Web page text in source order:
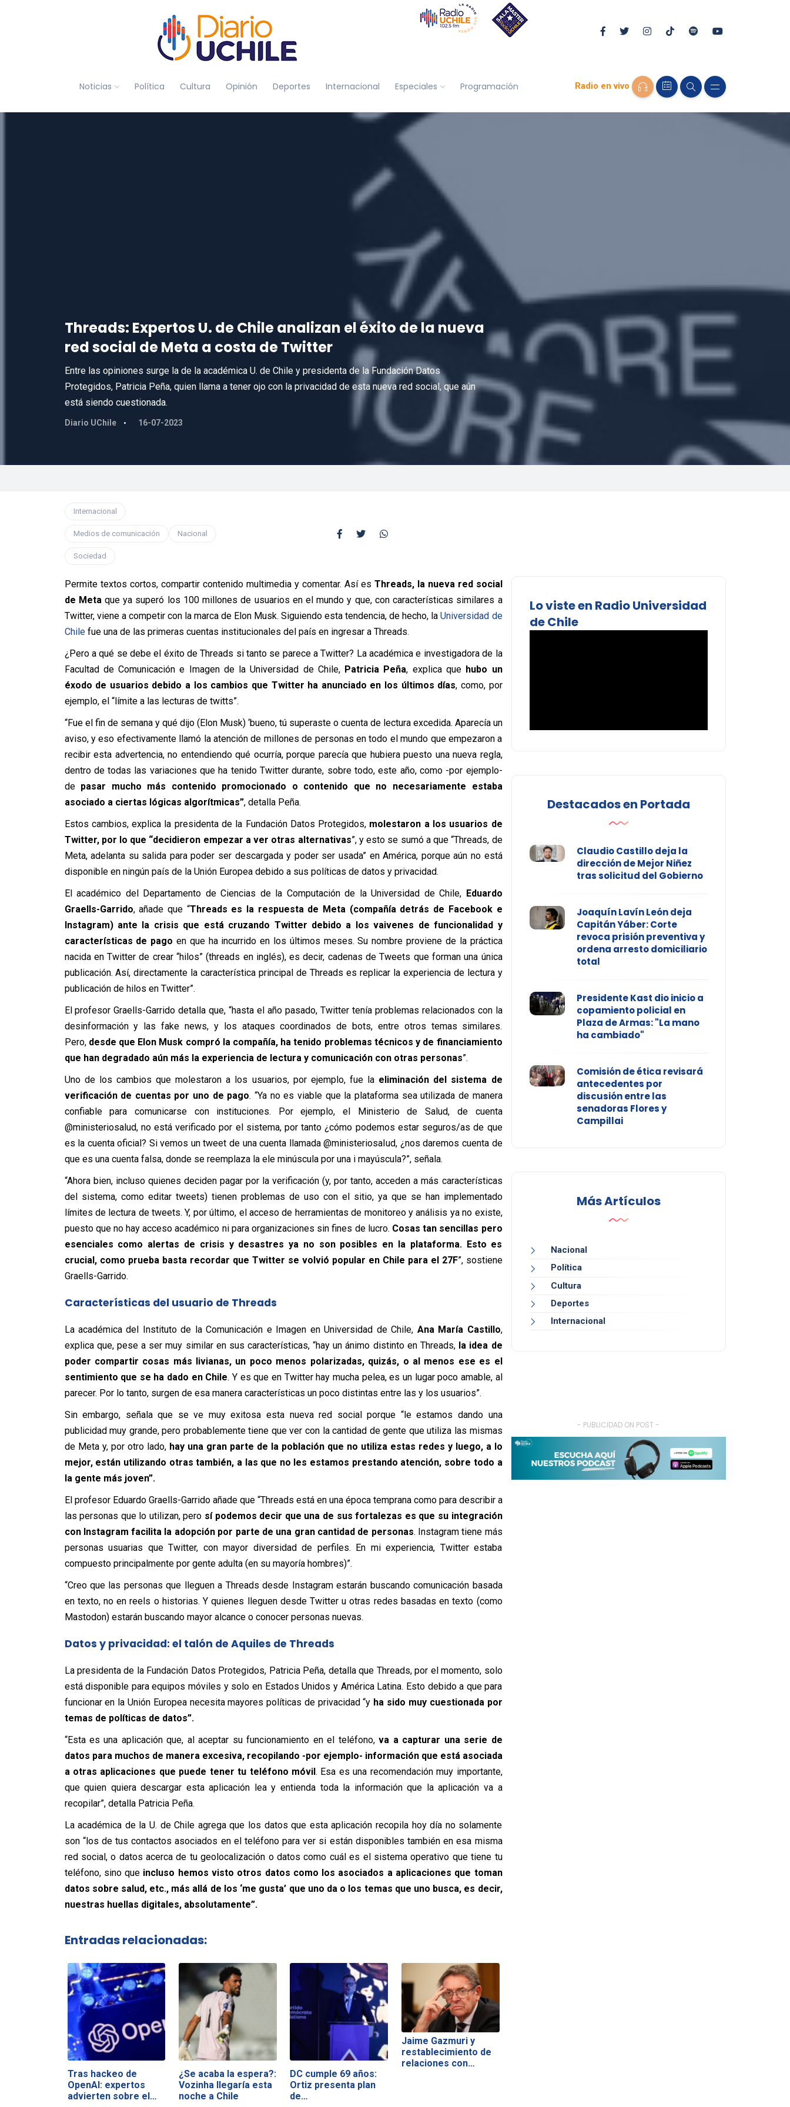
Noticias Política Cultura Opinión Deportes Internacional Especiales Programación Radio en vivo
Threads: Expertos U. de Chile analizan el éxito de la nueva
red social de Meta a costa de Twitter
Entre las opiniones surge la de la académica U. de Chile y presidenta de la Fundación Datos
Protegidos, Patricia Peña, quien llama a tener ojo con la privacidad de esta nueva red social, que aún
está siendo cuestionada.
Diario UChile 16-07-2023
Internacional
Medios de comunicación Nacional
Sociedad
Permite textos cortos, compartir contenido multimedia y comentar. Así es Threads, la nueva red social
de Meta que ya superó los 100 millones de usuarios en el mundo y que, con características similares a
Twitter, viene a competir con la marca de Elon Musk. Siguiendo esta tendencia, de hecho, laUniversidad de
Chilefue una de las primeras cuentas institucionales del país en ingresar a Threads.
¿Pero a qué se debe el éxito de Threads si tanto se parece a Twitter? La académica e investigadora de la
Facultad de Comunicación e Imagen de la Universidad de Chile,Patricia Peña, explica que hubo un
éxodo de usuarios debido a los cambios que Twitter ha anunciado en los últimos días, como, por
ejemplo, el “límite a las lecturas de twitts”.
“Fue el fin de semana y qué dijo (Elon Musk) ‘bueno, tú superaste o cuenta de lectura excedida. Aparecía un
aviso, y eso efectivamente llamó la atención de millones de personas en todo el mundo que empezaron a
recibir esta advertencia, no entendiendo qué ocurría, porque parecía que hubiera puesto una nueva regla,
dentro de todas las variaciones que ha tenido Twitter durante, sobre todo, este año, como -por ejemplo-
depasar mucho más contenido promocionado o contenido que no necesariamente estaba
asociado a ciertas lógicas algorítmicas”, detalla Peña.
Estos cambios, explica la presidenta de la Fundación Datos Protegidos, molestaron a los usuarios de
Twitter, por lo que “decidieron empezar a ver otras alternativas”, y esto se sumó a que “Threads, de
Meta, adelanta su salida para poder ser descargada y poder ser usada” en América, porque aún no está
disponible en ningún país de la Unión Europea debido a sus políticas de datos y privacidad.
El académico del Departamento de Ciencias de la Computación de la Universidad de Chile, Eduardo
Graells-Garrido, añade que “Threads es la respuesta de Meta (compañía detrás de Facebook e
Instagram) ante la crisis que está cruzando Twitter debido a los vaivenes de funcionalidad y
características de pago en que ha incurrido en los últimos meses. Su nombre proviene de la práctica
nacida en Twitter de crear “hilos” (threads en inglés), es decir, cadenas de Tweets que forman una única
publicación. Así, directamente la característica principal de Threads es replicar la experiencia de lectura y
publicación de hilos en Twitter”.
El profesor Graells-Garrido detalla que, “hasta el año pasado, Twitter tenía problemas relacionados con la
desinformación y las fake news, y los ataques coordinados de bots, entre otros temas similares.
Pero, desde que Elon Musk compró la compañía, ha tenido problemas técnicos y de financiamiento
que han degradado aún más la experiencia de lectura y comunicación con otras personas”.
Uno de los cambios que molestaron a los usuarios, por ejemplo, fue la eliminación del sistema de
verificación de cuentas por uno de pago. “Ya no es viable que la plataforma sea utilizada de manera
confiable para comunicarse con instituciones. Por ejemplo, el Ministerio de Salud, de cuenta
@ministeriosalud, no está verificado por el sistema, por tanto ¿cómo podemos estar seguros/as de que
es la cuenta oficial? Si vemos un tweet de una cuenta llamada @ministeriosaIud, ¿nos daremos cuenta de
que es una cuenta falsa, donde se reemplaza la ele minúscula por una i mayúscula?”, señala.
“Ahora bien, incluso quienes deciden pagar por la verificación (y, por tanto, acceden a más características
del sistema, como editar tweets) tienen problemas de uso con el sitio, ya que se han implementado
límites de lectura de tweets. Y, por último, el acceso de herramientas de monitoreo y análisis ya no existe,
puesto que no hay acceso académico ni para organizaciones sin fines de lucro. Cosas tan sencillas pero
esenciales como alertas de crisis y desastres ya no son posibles en la plataforma. Esto es
crucial, como prueba basta recordar que Twitter se volvió popular en Chile para el 27F”, sostiene
Graells-Garrido.
Características del usuario de Threads
La académica del Instituto de la Comunicación e Imagen en Universidad de Chile, Ana María Castillo,
explica que, pese a ser muy similar en sus características, “hay un ánimo distinto en Threads, la idea de
poder compartir cosas más livianas, un poco menos polarizadas, quizás, o al menos ese es el
sentimiento que se ha dado en Chile. Y es que en Twitter hay mucha pelea, es un lugar poco amable, al
parecer. Por lo tanto, surgen de esa manera características un poco distintas entre las y los usuarios”.
Sin embargo, señala que se ve muy exitosa esta nueva red social porque “le estamos dando una
publicidad muy grande, pero probablemente tiene que ver con la cantidad de gente que utiliza las mismas
de Meta y, por otro lado,hay una gran parte de la población que no utiliza estas redes y luego, a lo
mejor, están utilizando otras también, a las que no les estamos prestando atención, sobre todo a
la gente más joven”.
El profesor Eduardo Graells-Garrido añade que “Threads está en una época temprana como para describir a
las personas que lo utilizan, pero sí podemos decir que una de sus fortalezas es que su integración
con Instagram facilita la adopción por parte de una gran cantidad de personas. Instagram tiene más
personas usuarias que Twitter, con mayor diversidad de perfiles. En mi experiencia, Twitter estaba
compuesto principalmente por gente adulta (en su mayoría hombres)”.
“Creo que las personas que lleguen a Threads desde Instagram estarán buscando comunicación basada
en texto, no en reels o historias. Y quienes lleguen desde Twitter u otras redes basadas en texto (como
Mastodon) estarán buscando mayor alcance o conocer personas nuevas.
Datos y privacidad: el talón de Aquiles de Threads
La presidenta de la Fundación Datos Protegidos, Patricia Peña, detalla que Threads, por el momento, solo
está disponible para equipos móviles y solo en Estados Unidos y América Latina. Esto debido a que para
funcionar en la Unión Europea necesita mayores políticas de privacidad “y ha sido muy cuestionada por
temas de políticas de datos”.
“Esta es una aplicación que, al aceptar su funcionamiento en el teléfono,va a capturar una serie de
datos para muchos de manera excesiva, recopilando -por ejemplo- información que está asociada
a otras aplicaciones que puede tener tu teléfono móvil. Esa es una recomendación muy importante,
que quien quiera descargar esta aplicación lea y entienda toda la información que la aplicación va a
recopilar”, detalla Patricia Peña.
La académica de la U. de Chile agrega que los datos que esta aplicación recopila hoy día no solamente
son “los de tus contactos asociados en el teléfono para ver si están disponibles también en esa misma
red social, o datos acerca de tu geolocalización o datos como cuál es el sistema operativo que tiene tu
teléfono, sino que incluso hemos visto otros datos como los asociados a aplicaciones que toman
datos sobre salud, etc., más allá de los ‘me gusta’ que uno da o los temas que uno busca, es decir,
nuestras huellas digitales, absolutamente”.
Entradas relacionadas:
Tras hackeo de
OpenAI: expertos
advierten sobre el…
¿Se acaba la espera?:
Vozinha llegaría esta
noche a Chile
DC cumple 69 años:
Ortiz presenta plan
de…
Jaime Gazmuri y
restablecimiento de
relaciones con…
Lo viste en Radio Universidad
de Chile
Destacados en Portada
Claudio Castillo deja la
dirección de Mejor Niñez
tras solicitud del Gobierno
Joaquín Lavín León deja
Capitán Yáber: Corte
revoca prisión preventiva y
ordena arresto domiciliario
total
Presidente Kast dio inicio a
copamiento policial en
Plaza de Armas: "La mano
ha cambiado"
Comisión de ética revisará
antecedentes por
discusión entre las
senadoras Flores y
Campillai
Más Artículos
Nacional
Política
Cultura
Deportes
Internacional
- PUBLICIDAD ON POST -